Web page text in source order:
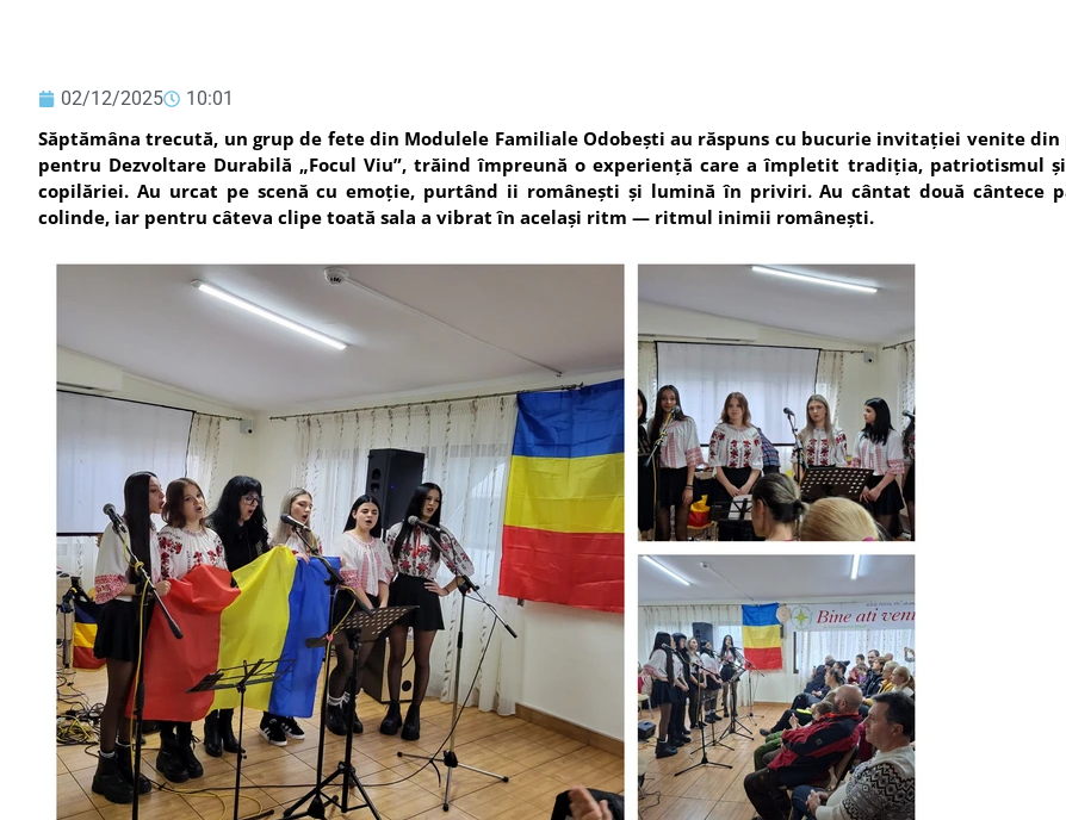
02/12/2025 10:01
Săptămâna trecută, un grup de fete din Modulele Familiale Odobești au răspuns cu bucurie invitației venite din
pentru Dezvoltare Durabilă „Focul Viu”, trăind împreună o experiență care a împletit tradiția, patriotismul
copilăriei. Au urcat pe scenă cu emoție, purtând ii românești și lumină în priviri. Au cântat două cântece
colinde, iar pentru câteva clipe toată sala a vibrat în același ritm — ritmul inimii românești.